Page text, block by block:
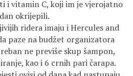
i vitamin C, koji im je vjerojatno
okrijepili.
ridera imaju i Hercules and
paze na budžet organizatora
ne previše skup šampon,
kao i 6 crnih pari čarapa.